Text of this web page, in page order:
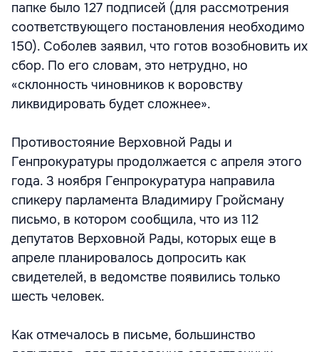
папке было 127 подписей (для рассмотрения
соответствующего постановления необходимо
150). Соболев заявил, что готов возобновить их
сбор. По его словам, это нетрудно, но
«склонность чиновников к воровству
ликвидировать будет сложнее».
Противостояние Верховной Рады и
Генпрокуратуры продолжается с апреля этого
года. 3 ноября Генпрокуратура направила
спикеру парламента Владимиру Гройсману
письмо, в котором сообщила, что из 112
депутатов Верховной Рады, которых еще в
апреле планировалось допросить как
свидетелей, в ведомстве появились только
шесть человек.
Как отмечалось в письме, большинство